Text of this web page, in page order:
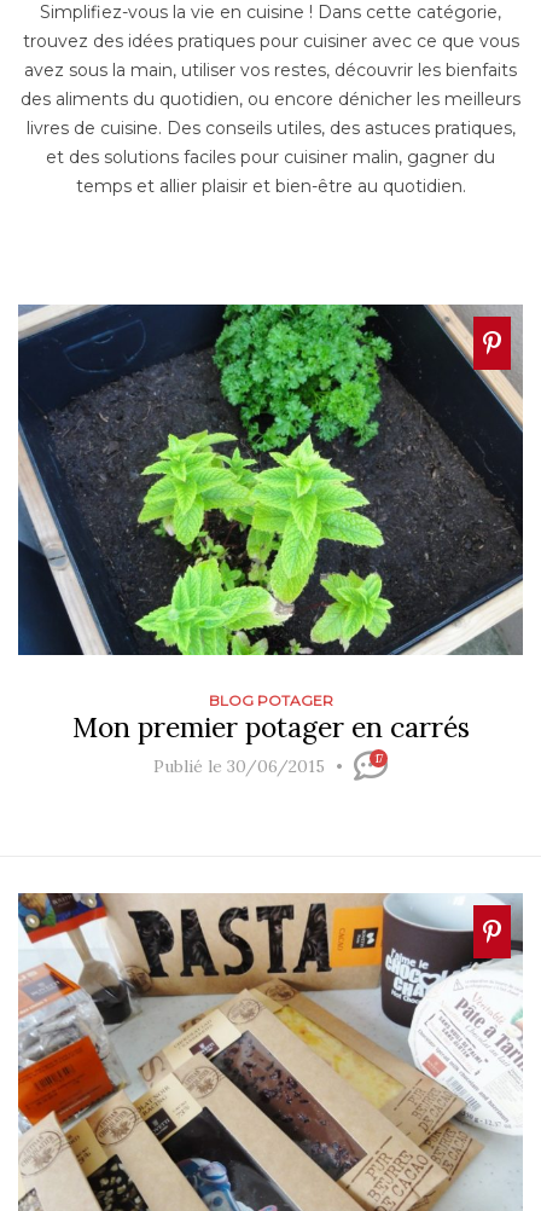
Simplifiez-vous la vie en cuisine ! Dans cette catégorie,
trouvez des idées pratiques pour cuisiner avec ce que vous
avez sous la main, utiliser vos restes, découvrir les bienfaits
des aliments du quotidien, ou encore dénicher les meilleurs
livres de cuisine. Des conseils utiles, des astuces pratiques,
et des solutions faciles pour cuisiner malin, gagner du
temps et allier plaisir et bien-être au quotidien.
BLOG POTAGER
Mon premier potager en carrés
Publié le 30/06/2015 17